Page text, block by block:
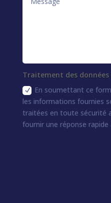
Traitement des données
En soumettant ce
les informations fournies
traitées en toute sécurité
fournir une réponse rapide